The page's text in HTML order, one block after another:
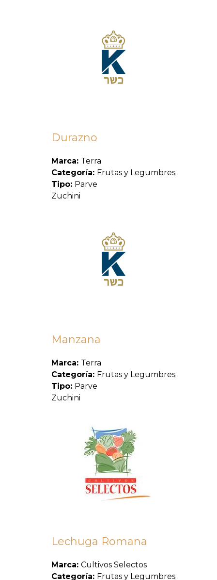
Durazno
Marca: Terra
Categoría: Frutas y Legumbres
Tipo: Parve
Zuchini
Manzana
Marca: Terra
Categoría: Frutas y Legumbres
Tipo: Parve
Zuchini
Lechuga Romana
Marca: Cultivos Selectos
Categoría: Frutas y Legumbres